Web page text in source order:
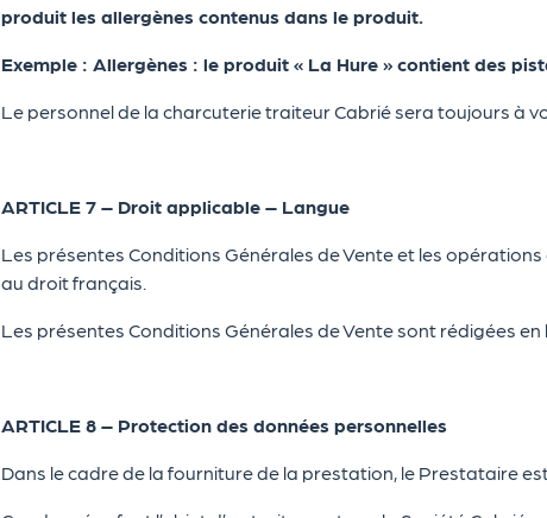
produit les allergènes contenus dans le produit.
Exemple : Allergènes : le produit « La Hure » contient des
Le personnel de la charcuterie traiteur Cabrié sera toujours à
ARTICLE 7 – Droit applicable – Langue
Les présentes Conditions Générales de Vente et les
au droit français.
Les présentes Conditions Générales de Vente sont rédigées
ARTICLE 8 – Protection des données personnelles
Dans le cadre de la fourniture de la prestation, le Prestataire